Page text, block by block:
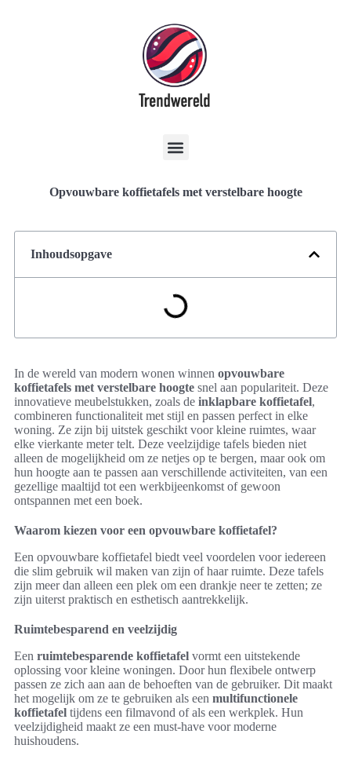
Opvouwbare koffietafels met verstelbare hoogte
Inhoudsopgave
In de wereld van modern wonen winnen opvouwbare
koffietafels met verstelbare hoogte snel aan populariteit. Deze
innovatieve meubelstukken, zoals de inklapbare koffietafel,
combineren functionaliteit met stijl en passen perfect in elke
woning. Ze zijn bij uitstek geschikt voor kleine ruimtes, waar
elke vierkante meter telt. Deze veelzijdige tafels bieden niet
alleen de mogelijkheid om ze netjes op te bergen, maar ook om
hun hoogte aan te passen aan verschillende activiteiten, van een
gezellige maaltijd tot een werkbijeenkomst of gewoon
ontspannen met een boek.
Waarom kiezen voor een opvouwbare koffietafel?
Een opvouwbare koffietafel biedt veel voordelen voor iedereen
die slim gebruik wil maken van zijn of haar ruimte. Deze tafels
zijn meer dan alleen een plek om een drankje neer te zetten; ze
zijn uiterst praktisch en esthetisch aantrekkelijk.
Ruimtebesparend en veelzijdig
Een ruimtebesparende koffietafel vormt een uitstekende
oplossing voor kleine woningen. Door hun flexibele ontwerp
passen ze zich aan aan de behoeften van de gebruiker. Dit maakt
het mogelijk om ze te gebruiken als een multifunctionele
koffietafel tijdens een filmavond of als een werkplek. Hun
veelzijdigheid maakt ze een must-have voor moderne
huishoudens.